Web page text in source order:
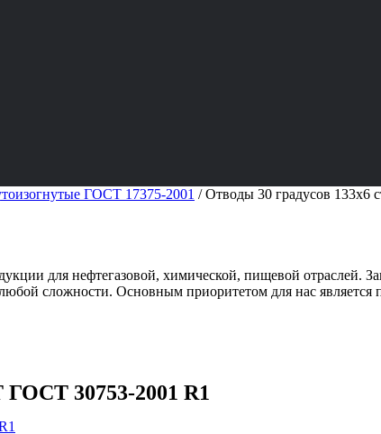
ГОСТ 17375-2001 /Отводы 30 градусов 133х6
для нефтегазовой, химической, пищевой
сложности. Основным приоритетом для нас
ГОСТ 30753-2001 R1